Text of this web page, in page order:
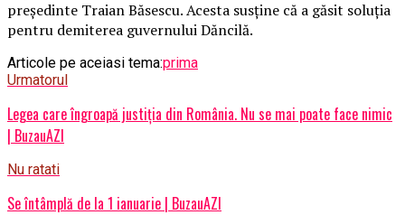
președinte Traian Băsescu. Acesta susține că a găsit soluția
pentru demiterea guvernului Dăncilă.
Articole pe aceiasi tema:prima
Urmatorul
Legea care îngroapă justiţia din România. Nu se mai poate face nimic
| BuzauAZI
Nu ratati
Se întâmplă de la 1 ianuarie | BuzauAZI